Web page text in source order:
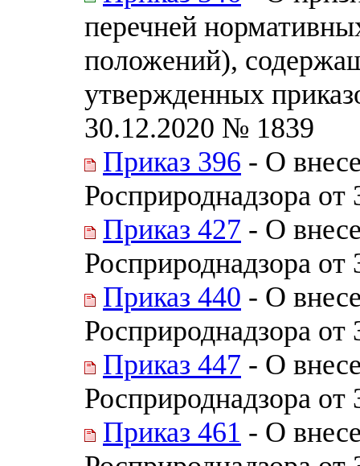
перечней
положений),
утвержденных
30.12.2020 № 1839
Приказ 396 - О
Росприроднадзора
Приказ 427 - О
Росприроднадзора
Приказ 440 - О
Росприроднадзора
Приказ 447 - О
Росприроднадзора
Приказ 461 - О